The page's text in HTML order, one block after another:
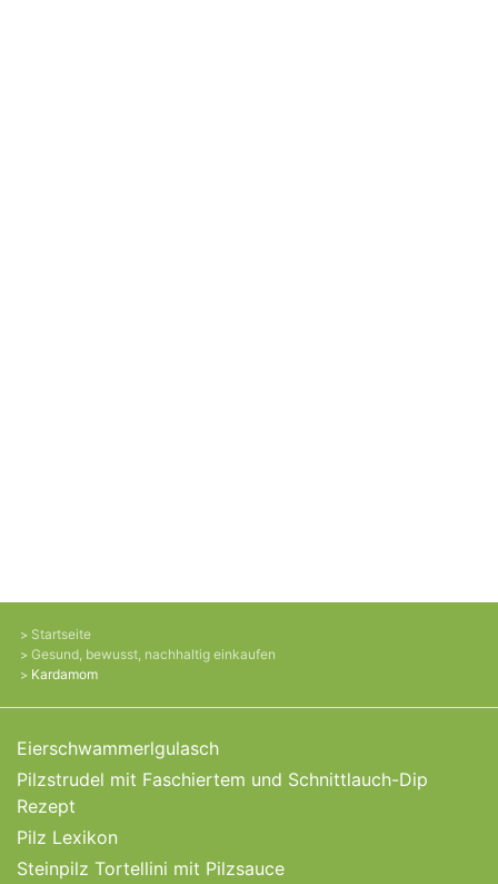
Startseite
Gesund, bewusst, nachhaltig einkaufen
Kardamom
Eierschwammerlgulasch
Pilzstrudel mit Faschiertem und Schnittlauch-Dip
Rezept
Pilz Lexikon
Steinpilz Tortellini mit Pilzsauce